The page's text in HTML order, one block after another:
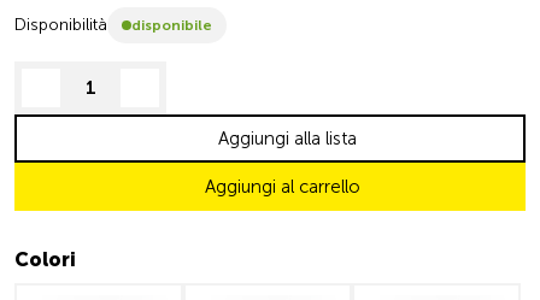
Disponibilità disponibile
decrease quantity
Aggiungi al carrello
Aggiungi alla lista
Colori